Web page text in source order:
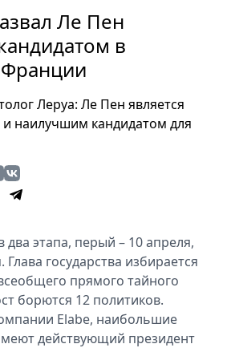
Ле Пен
в
Леруа: Ле Пен является
наилучшим кандидатом для
этапа, перый – 10 апреля,
государства избирается
прямого тайного
борются 12 политиков.
Elabe, наибольшие
действующий президент